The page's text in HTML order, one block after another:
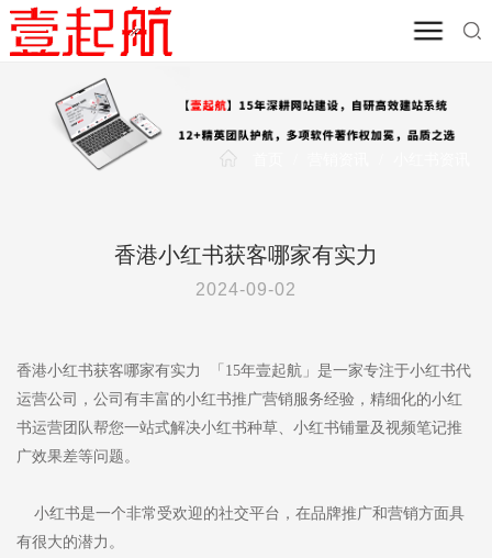
香港小红书获客哪家有实力
2024-09-02
香港小红书获客哪家有实力 「15年壹起航」是一家专注于小红书代
运营公司，公司有丰富的小红书推广营销服务经验，精细化的小红
书运营团队帮您一站式解决小红书种草、小红书铺量及视频笔记推
广效果差等问题。
小红书是一个非常受欢迎的社交平台，在品牌推广和营销方面具
有很大的潜力。